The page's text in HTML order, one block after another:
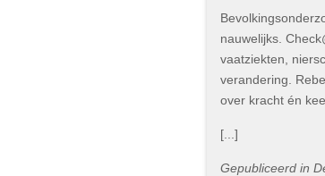
nauwelijks.
vaatziekten,
verandering.
over kracht én
[...]
Gepubliceerd in